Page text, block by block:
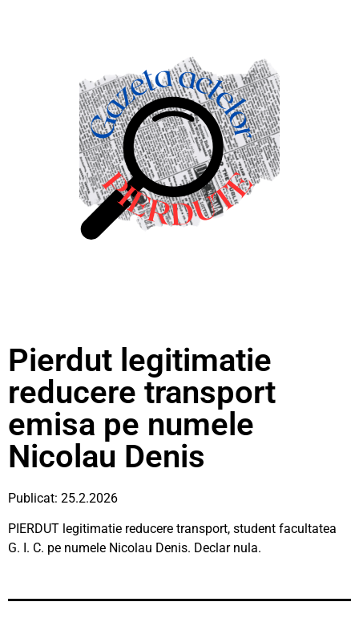
Pierdut legitimatie
reducere transport
emisa pe numele
Nicolau Denis
Publicat: 25.2.2026
PIERDUT legitimatie reducere transport, student facultatea
G. I. C. pe numele Nicolau Denis. Declar nula.